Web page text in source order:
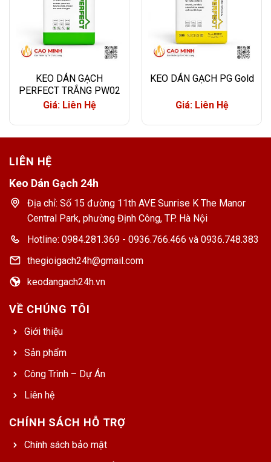
KEO DÁN GẠCH
PERFECT TRẮNG PW02
Giá: Liên Hệ
KEO DÁN GẠCH PG Gold
Giá: Liên Hệ
LIÊN HỆ
Keo Dán Gạch 24h
Địa chỉ: Số 15 đường 11th AVE Sunrise K The Manor
Central Park, phường Định Công, TP. Hà Nội
Hotline: 0984.281.369 - 0936.766.466 và 0936.748.383
thegioigach24h@gmail.com
keodangach24h.vn
VỀ CHÚNG TÔI
Giới thiệu
Sản phẩm
Công Trình – Dự Án
Liên hệ
CHÍNH SÁCH HỖ TRỢ
Chính sách bảo mật